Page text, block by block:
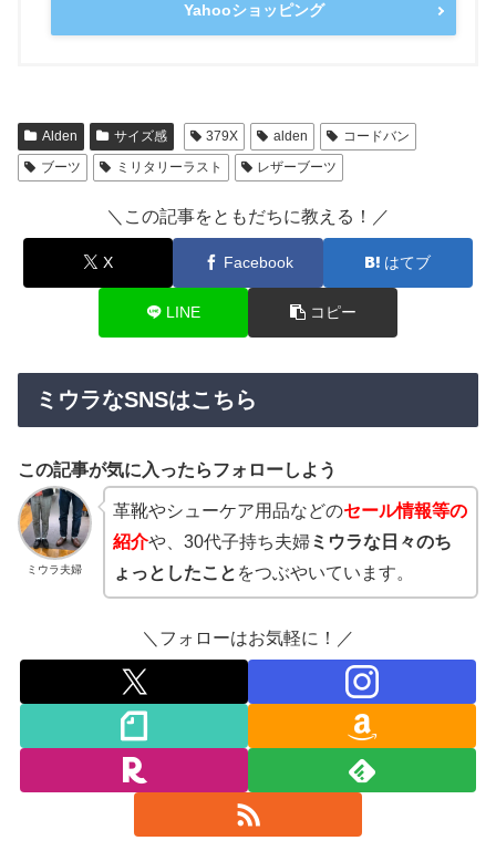
Yahooショッピング
Alden サイズ感 379X alden
コードバン
ブーツ
ミリタリーラスト レザーブーツ
＼この記事をともだちに教える！／
X Facebook はてブ
LINE コピー
ミウラなSNSはこちら
この記事が気に入ったらフォローしよう
ミウラ夫婦
革靴やシューケア用品などのセール情報等の
紹介や、30代子持ち夫婦ミウラな日々のち
ょっとしたこと をつぶやいています。
＼フォローはお気軽に！／